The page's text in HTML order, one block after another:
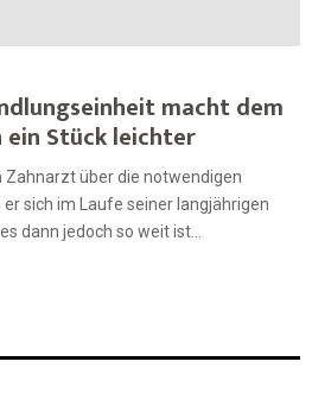
macht dem
ein Stück leichter
über die notwendigen
sich im Laufe seiner langjährigen
dann jedoch so weit ist...